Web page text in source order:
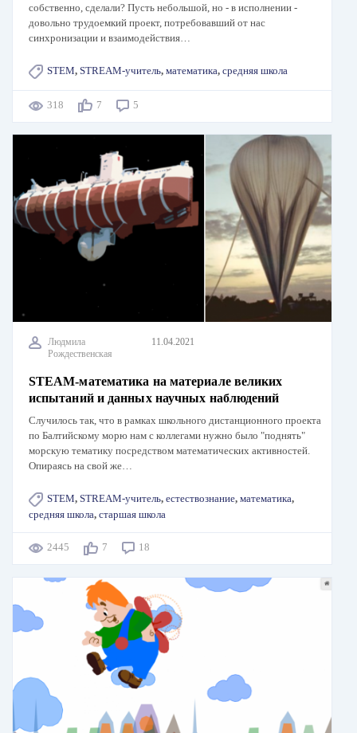
собственно, сделали? Пусть небольшой, но - в исполнении -
довольно трудоемкий проект, потребовавший от нас
синхронизации и взаимодействия…
STEM, STREAM-учитель, математика, средняя школа
318 7 5
Людмила
Рождественская
11.04.2021
STEAM-математика на материале великих
испытаний и данных научных наблюдений
Случилось так, что в рамках школьного дистанционного проекта
по Балтийскому морю нам с коллегами нужно было "поднять"
морскую тематику посредством математических активностей.
Опираясь на свой же…
STEM, STREAM-учитель, естествознание, математика,
средняя школа, старшая школа
2445 7 18